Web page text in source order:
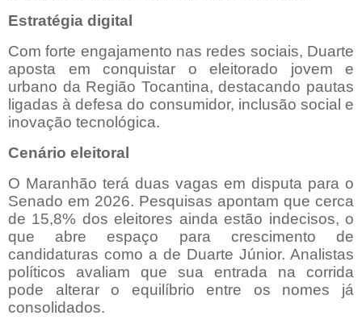
Estratégia digital
Com forte engajamento nas redes sociais, Duarte
aposta em conquistar o eleitorado jovem e
urbano da Região Tocantina, destacando pautas
ligadas à defesa do consumidor, inclusão social e
inovação tecnológica.
Cenário eleitoral
O Maranhão terá duas vagas em disputa para o
Senado em 2026. Pesquisas apontam que cerca
de 15,8% dos eleitores ainda estão indecisos, o
que abre espaço para crescimento de
candidaturas como a de Duarte Júnior. Analistas
políticos avaliam que sua entrada na corrida
pode alterar o equilíbrio entre os nomes já
consolidados.